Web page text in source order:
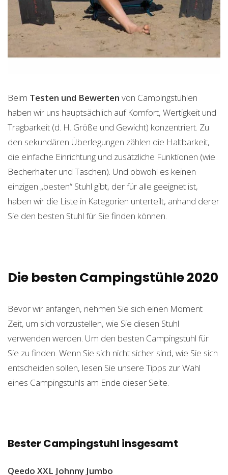
Beim Testen und Bewerten von Campingstühlen
haben wir uns hauptsächlich auf Komfort, Wertigkeit und
Tragbarkeit (d. H. Größe und Gewicht) konzentriert. Zu
den sekundären Überlegungen zählen die Haltbarkeit,
die einfache Einrichtung und zusätzliche Funktionen (wie
Becherhalter und Taschen). Und obwohl es keinen
einzigen „besten“ Stuhl gibt, der für alle geeignet ist,
haben wir die Liste in Kategorien unterteilt, anhand derer
Sie den besten Stuhl für Sie finden können.
Die besten Campingstühle 2020
Bevor wir anfangen, nehmen Sie sich einen Moment
Zeit, um sich vorzustellen, wie Sie diesen Stuhl
verwenden werden. Um den besten Campingstuhl für
Sie zu finden. Wenn Sie sich nicht sicher sind, wie Sie sich
entscheiden sollen, lesen Sie unsere Tipps zur Wahl
eines Campingstuhls am Ende dieser Seite.
Bester Campingstuhl insgesamt
Qeedo XXL Johnny Jumbo